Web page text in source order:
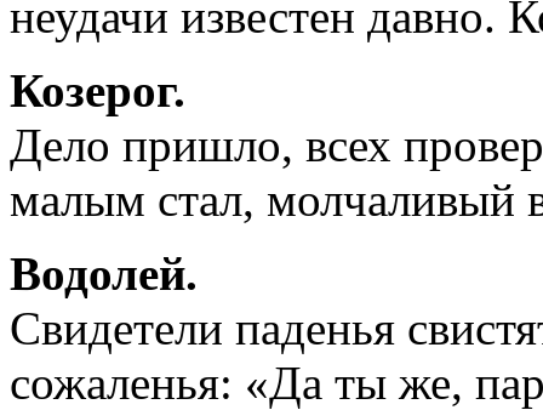
неудачи известен
Козерог.
Дело пришло, всех
малым стал, молчаливый
Водолей.
Свидетели паденья
сожаленья: «Да ты же,